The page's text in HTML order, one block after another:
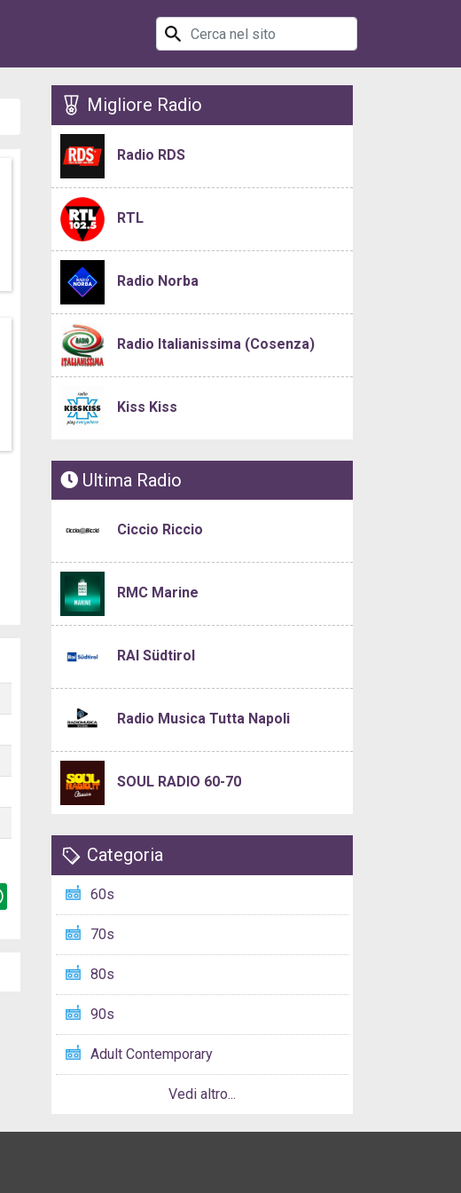
Migliore Radio
Radio RDS
RTL
Radio Norba
Radio Italianissima (Cosenza)
Kiss Kiss
Ultima Radio
Ciccio Riccio
RMC Marine
RAI Südtirol
Radio Musica Tutta Napoli
SOUL RADIO 60-70
Categoria
60s
70s
80s
90s
Adult Contemporary
Vedi altro...